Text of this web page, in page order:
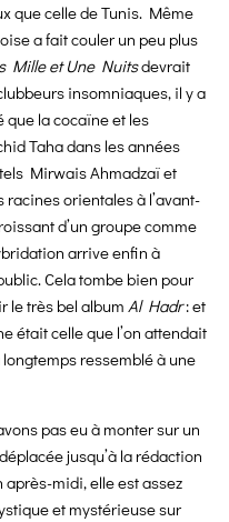
que celle de Tunis. Même
a fait couler un peu plus
Mille et Une Nuitsdevrait
insomniaques, il y a
que la cocaïne et les
Taha dans les années
Mirwais Ahmadzaï et
orientales à l’avant-
d’un groupe comme
arrive enfin à
Cela tombe bien pour
le très bel album Al Hadr: et
était celle que l’on attendait
ressemblé à une
pas eu à monter sur un
jusqu’à la rédaction
après-midi, elle est assez
et mystérieuse sur